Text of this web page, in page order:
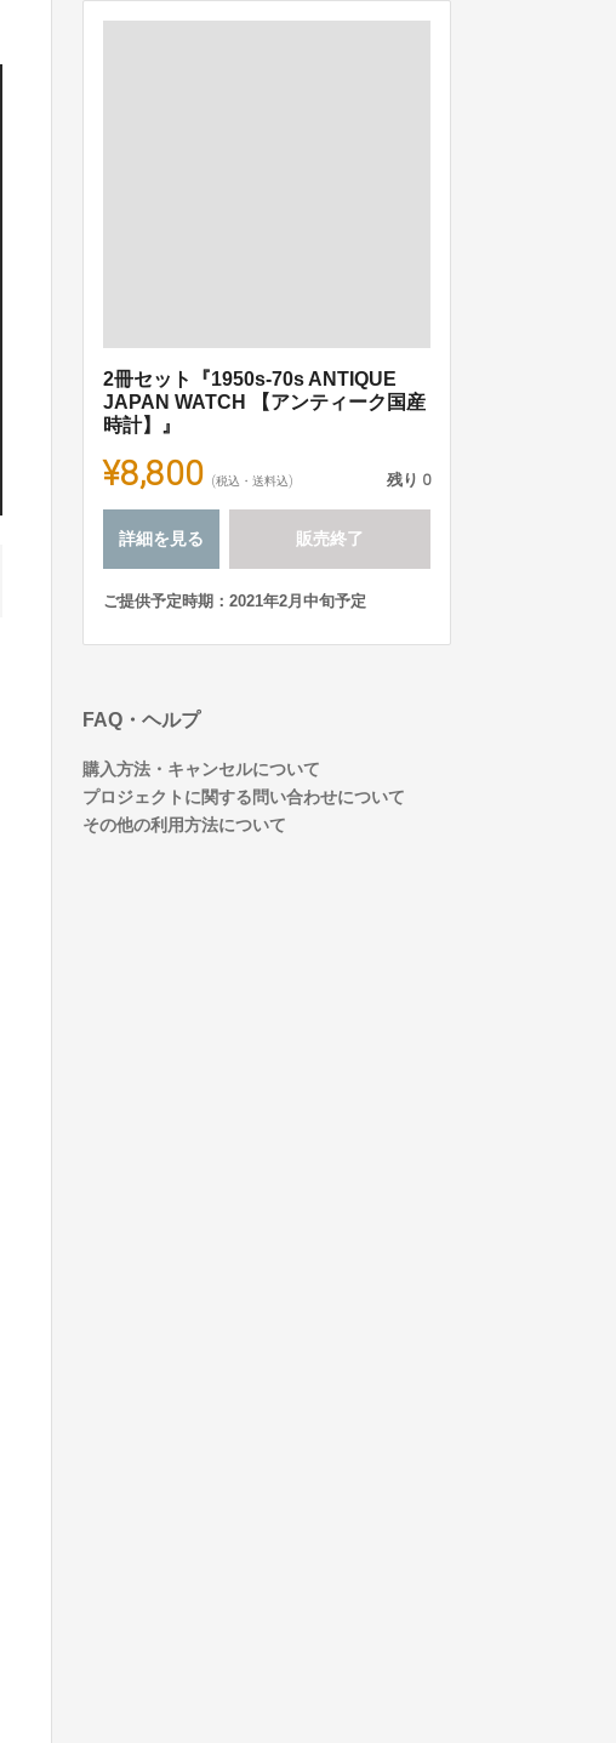
2冊セット『1950s-70s ANTIQUE
JAPAN WATCH 【アンティーク国産
時計】』
¥8,800 (税込・送料込) 残り 0
詳細を見る 販売終了
ご提供予定時期：2021年2月中旬予定
FAQ・ヘルプ
購入方法・キャンセルについて
プロジェクトに関する問い合わせについて
その他の利用方法について